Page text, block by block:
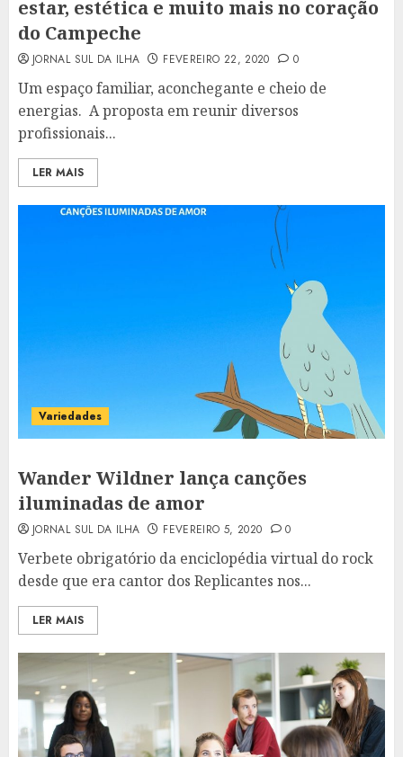
estar, estética e muito mais no coração
do Campeche
JORNAL SUL DA ILHA FEVEREIRO 22, 2020 0
Um espaço familiar, aconchegante e cheio de
energias. A proposta em reunir diversos
profissionais...
LER MAIS
Variedades
Wander Wildner lança canções
iluminadas de amor
JORNAL SUL DA ILHA FEVEREIRO 5, 2020 0
Verbete obrigatório da enciclopédia virtual do rock
desde que era cantor dos Replicantes nos...
LER MAIS